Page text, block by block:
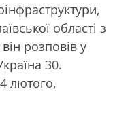
області з
розповів у
30.
лютого,